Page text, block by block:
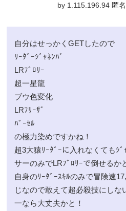
by 1.115.196.94 匿
自分はせっかくGETしたので
ﾘｰﾀﾞｰｼﾞｬﾈﾝﾊﾞ
LRﾌﾞﾛﾘｰ
超一星龍
ブウ色変化
LRﾌﾘｰｻﾞ
ﾊﾟｰｾﾙ
の極力染めですかね！
超3大猿ﾘｰﾀﾞｰに入れなくてもｼ
サーのみでLRﾌﾞﾛﾘｰで倒せるか
自身のﾘｰﾀﾞｰｽｷﾙのみで冒険速
じなので敢えて超必殺技にし
一なら大丈夫かと！